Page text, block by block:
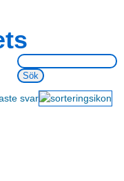
Sök på webbsidan:
svar